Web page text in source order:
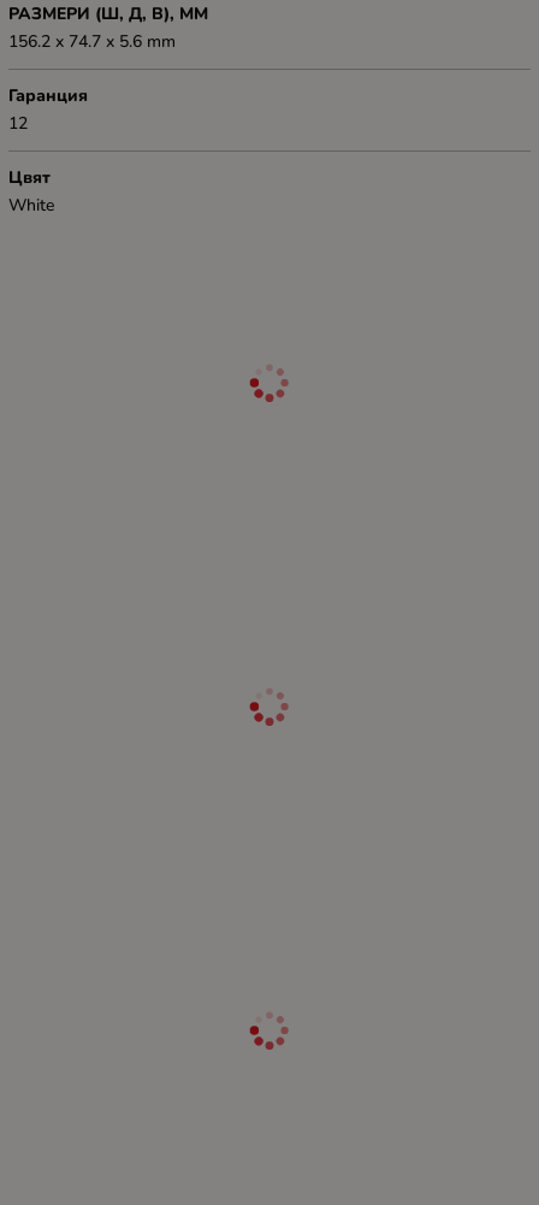
РАЗМЕРИ (Ш, Д, В), ММ
156.2 x 74.7 x 5.6 mm
Гаранция
12
Цвят
White